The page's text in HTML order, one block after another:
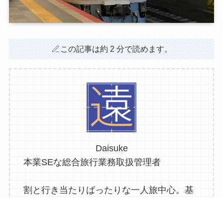
この記事は約 2 分で読めます。
Daisuke
本業SEな総合旅行業務取扱管理者
割と行き当たりばったりな一人旅中心。基